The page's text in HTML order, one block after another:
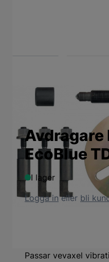
Avdragare
EcoBlue
I lager
Logga ineller bli
Passar vevaxel